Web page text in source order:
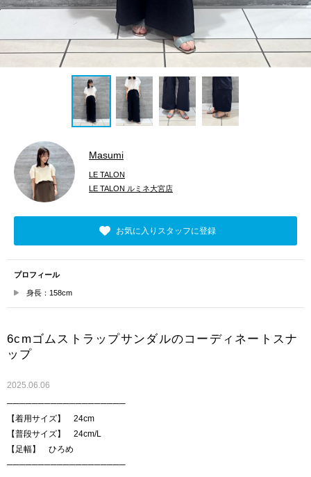
Masumi
LE TALON
LE TALON ルミネ大宮店
お気に入りスタッフに登録
プロフィール
身長：158cm
6cmゴムストラップサンダルのコーディネートスナ
ップ
2025.06.06
───────────────────
【着用サイズ】 24cm
【普段サイズ】 24cm/L
【足幅】 ひろめ
───────────────────